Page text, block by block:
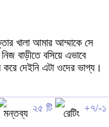
খালা আমার আম্মাকে সে
বাড়ীতে বসিয়ে এভাবে
করে দেইনি এটা ওদের ভাগ্য।
২৫ টি +৭/-১